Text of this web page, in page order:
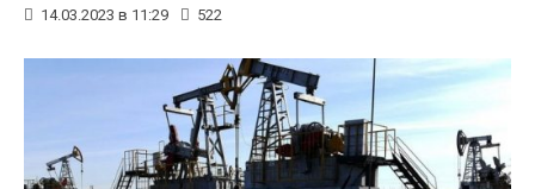
14.03.2023 в 11:29 522